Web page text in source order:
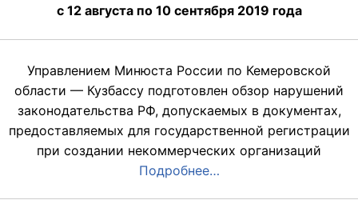
с 12 августа по 10 сентября 2019 года
Управлением Минюста России по Кемеровской
области — Кузбассу подготовлен обзор нарушений
законодательства РФ, допускаемых в документах,
предоставляемых для государственной регистрации
при создании некоммерческих организаций
Подробнее…